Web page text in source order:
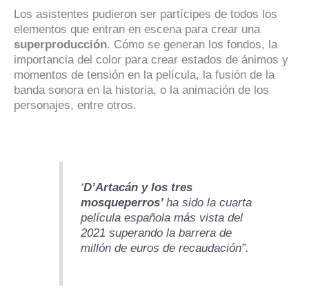
Los asistentes pudieron ser partícipes de todos los
elementos que entran en escena para crear una
superproducción. Cómo se generan los fondos, la
importancia del color para crear estados de ánimos y
momentos de tensión en la película, la fusión de la
banda sonora en la historia, o la animación de los
personajes, entre otros.
‘D’Artacán y los tres
mosqueperros’ha sido la cuarta
película española más vista del
2021 superando la barrera de
millón de euros de recaudación”.